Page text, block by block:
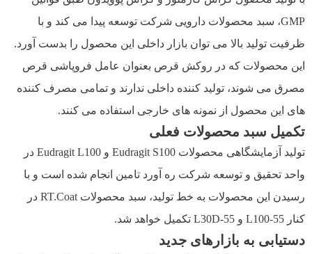
GMP، سبد محصولات دارویی شرکت توسعه پیدا می کند و با
ظرفیت تولید بالا می توان بازار داخلی این محصول را بدست آورد.
این محصولات که در روکش قرص بعنوان عامل فروپاشی قرص
مصرق می شوند، تولید کننده داخلی ندارند و تمامی مصرف کننده
های این محصول از نمونه های خارجی استفاده می کنند.
تکمیل سبد محصولات فعلی
تولید آزمایشگاهی محصولات Eudragit S100 و Eudragit L100 در
واحد تحقیق و توسعه شرکت ره آورد تامین انجام شده است و با
رسیدن این محصولات به خط تولید، سبد محصولات RT.Coat در
کنار L100-55 و L30D-55 تکمیل خواهد شد.
دستیابی به بازارهای جدید